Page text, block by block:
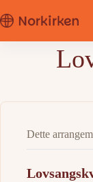
til
innholdet
Dette